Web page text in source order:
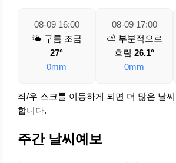
08-09 16:00
🌤️ 구름 조금
27°
0mm
08-09 17:00
⛅ 부분적으로
흐림 26.1°
0mm
좌/우 스크롤 이동하게 되면 더 많은 날
합니다.
주간 날씨예보